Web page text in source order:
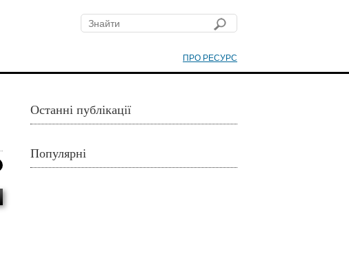
ПРО РЕСУРС
Останні публікації
Популярні